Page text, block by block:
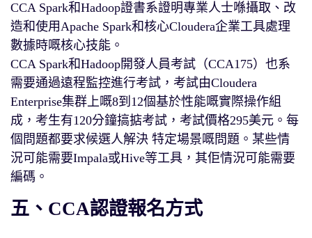
CCA Spark和Hadoop證書系證明專業人士喺攝取、改
造和使用Apache Spark和核心Cloudera企業工具處理
數據時嘅核心技能。
CCA Spark和Hadoop開發人員考試（CCA175）也系
需要通過遠程監控進行考試，考試由Cloudera
Enterprise集群上嘅8到12個基於性能嘅實際操作組
成，考生有120分鐘搞掂考試，考試價格295美元。每
個問題都要求候選人解決 特定場景嘅問題。某些情
況可能需要Impala或Hive等工具，其佢情況可能需要
編碼。
五、CCA認證報名方式